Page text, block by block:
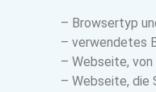
– Browsertyp
– verwendetes
– Webseite, von
– Webseite, die